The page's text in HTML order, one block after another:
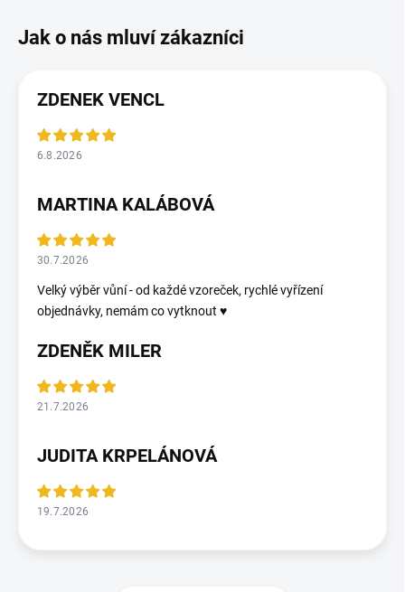
ZDENEK VENCL
6.8.2026
MARTINA KALÁBOVÁ
30.7.2026
Velký výběr vůní - od každé vzoreček, rychlé vyřízení
objednávky, nemám co vytknout ♥️
ZDENĚK MILER
21.7.2026
JUDITA KRPELÁNOVÁ
19.7.2026